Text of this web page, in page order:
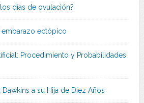
días de ovulación?
embarazo ectópico
Procedimiento y Probabilidades
Dawkins a su Hija de Diez Años